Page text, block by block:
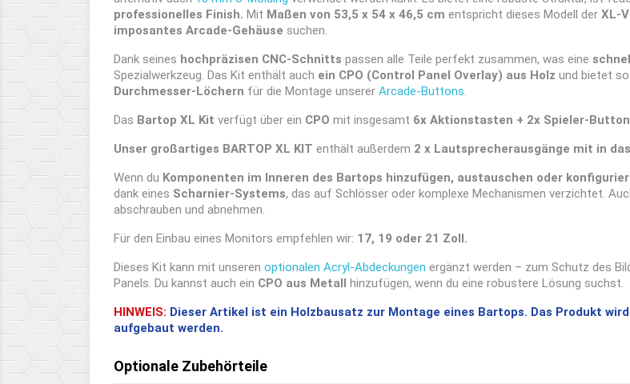
professionelles Finish. Mit Maßen von 53,5 x 54 x 46,5 cm entspricht dieses Modell der XL-
imposantes Arcade-Gehäuse suchen.
Dank seines hochpräzisen CNC-Schnitts passen alle Teile perfekt zusammen, was eine
Spezialwerkzeug. Das Kit enthält auch ein CPO (Control Panel Overlay) aus Holz und bietet
Durchmesser-Löchern für die Montage unserer Arcade-Buttons.
Das Bartop XL Kit verfügt über ein CPO mit insgesamt 6x Aktionstasten + 2x Spieler-
Unser großartiges BARTOP XL KIT enthält außerdem 2 x Lautsprecherausgänge mit in
Wenn du Komponenten im Inneren des Bartops hinzufügen, austauschen oder
dank eines Scharnier-Systems, das auf Schlösser oder komplexe Mechanismen verzichtet.
abschrauben und abnehmen.
Für den Einbau eines Monitors empfehlen wir: 17, 19 oder 21 Zoll.
Dieses Kit kann mit unseren optionalen Acryl-Abdeckungen ergänzt werden – zum Schutz des
Panels. Du kannst auch ein CPO aus Metall hinzufügen, wenn du eine robustere Lösung suchst.
HINWEIS: Dieser Artikel ist ein Holzbausatz zur Montage eines Bartops. Das Produkt
aufgebaut werden.
Optionale Zubehörteile